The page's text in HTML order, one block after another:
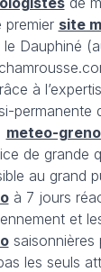
premier site
Dauphiné
à
permanente
meteo-
de grande
au grand
à 7 jours
et
saisonnières
les seuls